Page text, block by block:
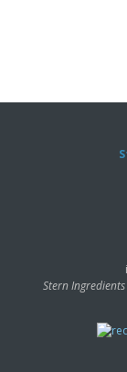
Stern